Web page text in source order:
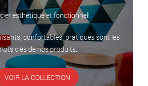
esthétique et fonctionnel!
confortables, pratiques sont les
clés de nos produits.
VOIR LA COLLECTION